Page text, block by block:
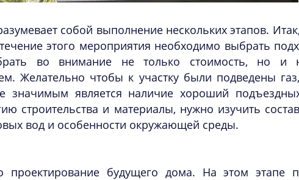
собой выполнение нескольких этапов.
этого мероприятия необходимо выбрать
во внимание не только стоимость, но и
Желательно чтобы к участку были подведены
значимым является наличие хороший
строительства и материалы, нужно изучить
вод и особенности окружающей среды.
проектирование будущего дома. На этом этапе